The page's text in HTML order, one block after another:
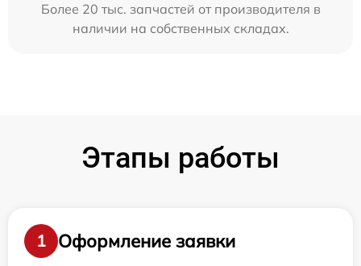
Более 20 тыс. запчастей от производителя в
наличии на собственных складах.
Этапы работы
1
Оформление заявки